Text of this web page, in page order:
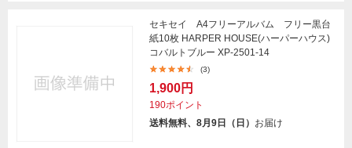
セキセイ A4フリーアルバム フリー黒台
紙10枚 HARPER HOUSE(ハーパーハウス)
コバルトブルー XP-2501-14
(3)
1,900円
190ポイント
送料無料、8月9日（日） お届け